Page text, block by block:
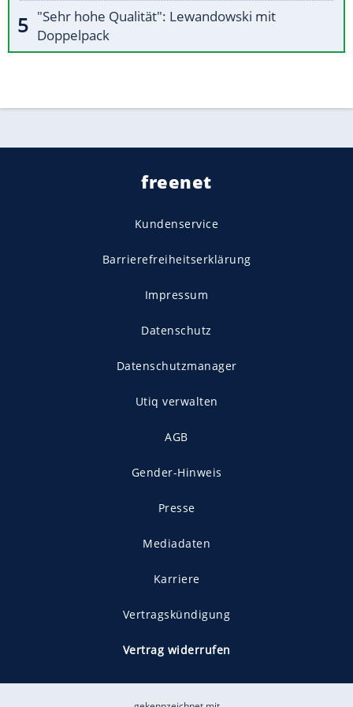
"Sehr hohe Qualität": Lewandowski mit
Doppelpack
freenet
Kundenservice
Barrierefreiheitserklärung
Impressum
Datenschutz
Datenschutzmanager
Utiq verwalten
AGB
Gender-Hinweis
Presse
Mediadaten
Karriere
Vertragskündigung
Vertrag widerrufen